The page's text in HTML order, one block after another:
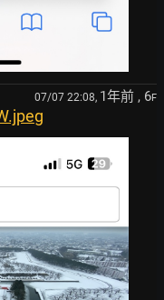
07/07 22:08, 1年前 , 6F